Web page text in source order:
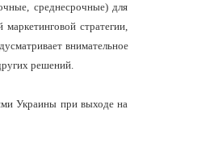
среднесрочные) для
стратегии,
внимательное
решений.
Украины при выходе на